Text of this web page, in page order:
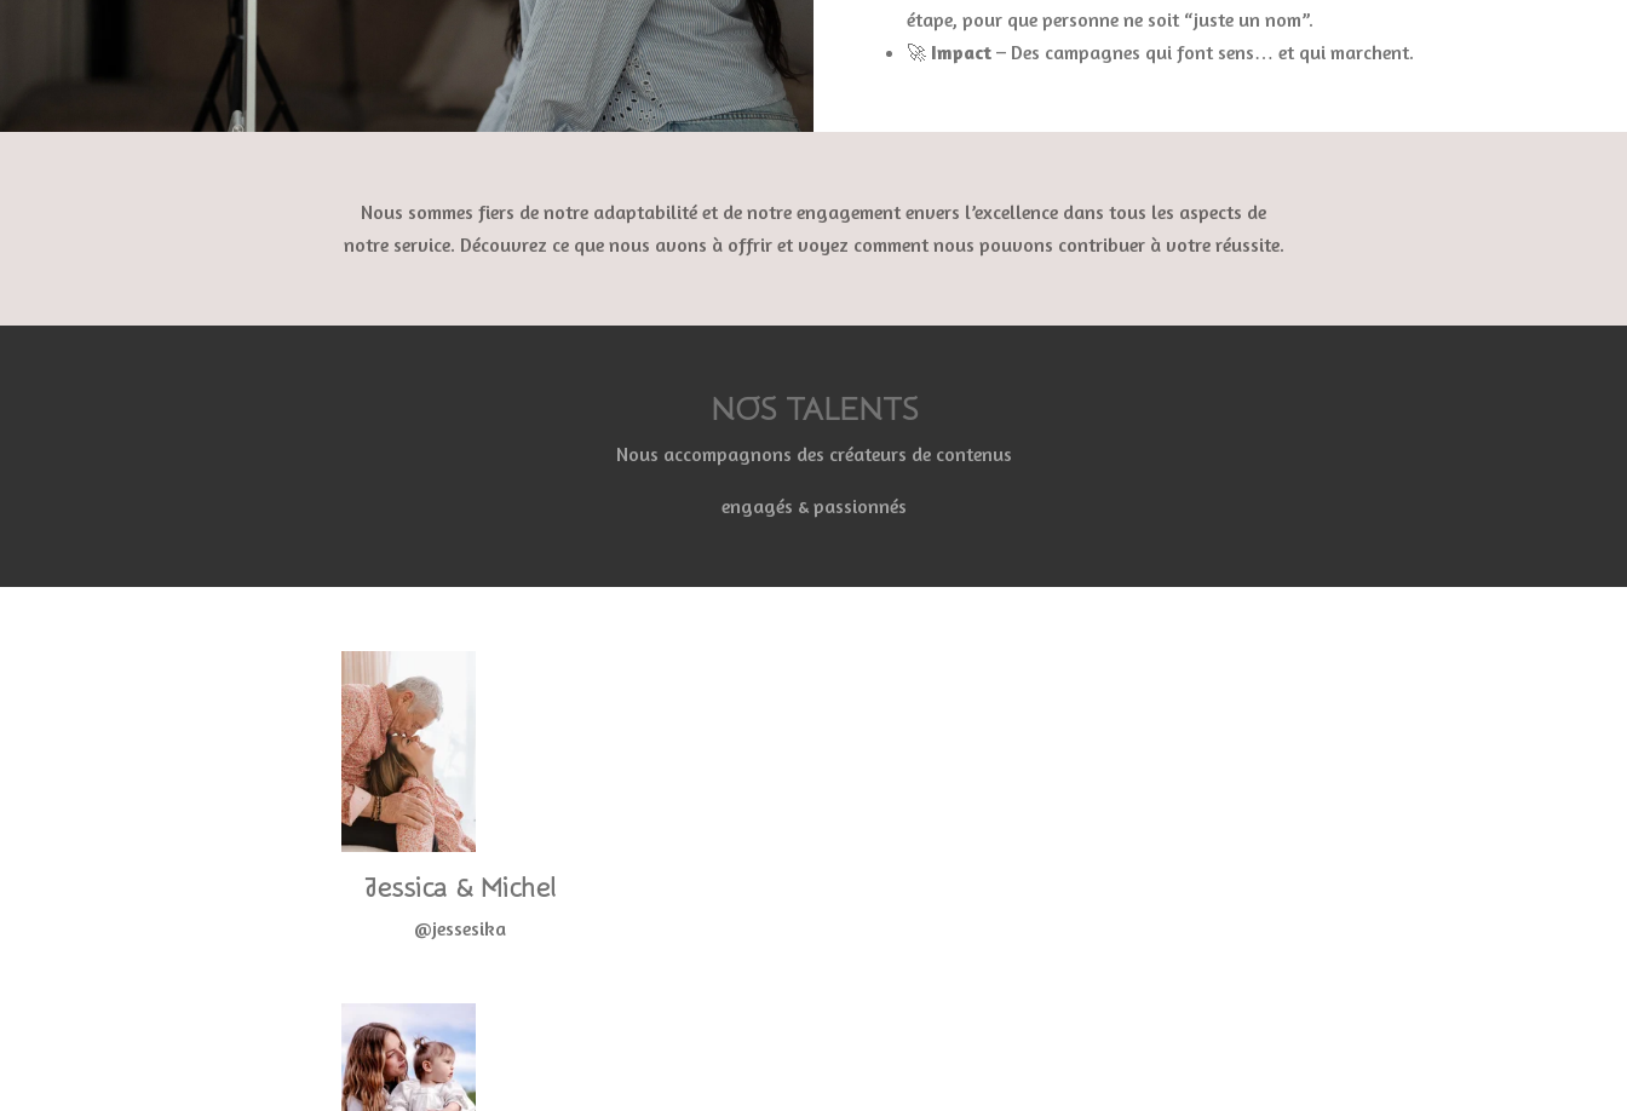
étape, pour que personne ne soit “juste un nom”.
🚀 Impact– Des campagnes qui font sens… et qui marchent.
Nous sommes fiers de notre adaptabilité et de notre engagement envers l’excellence dans tous les aspects de
notre service. Découvrez ce que nous avons à offrir et voyez comment nous pouvons contribuer à votre réussite.
NOS TALENTS
Nous accompagnons des créateurs de contenus
engagés & passionnés
Jessica & Michel
@jessesika